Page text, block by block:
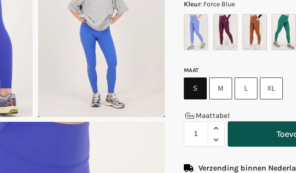
Kleur: Force Blue
MAAT
S M L XL
Maattabel
Verzending binnen